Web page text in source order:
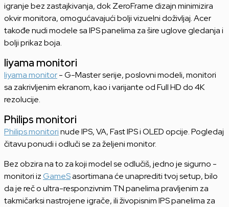
igranje bez zastajkivanja, dok ZeroFrame dizajn minimizira
okvir monitora, omogućavajući bolji vizuelni doživljaj. Acer
takođe nudi modele sa IPS panelima za šire uglove gledanja i
bolji prikaz boja.
Iiyama monitori
Iiyama monitor- G-Master serije, poslovni modeli, monitori
sa zakrivljenim ekranom, kao i varijante od Full HD do 4K
rezolucije.
Philips monitori
Philips monitorinude IPS, VA, Fast IPS i OLED opcije. Pogledaj
čitavu ponudi i odluči se za željeni monitor.
Bez obzira na to za koji model se odlučiš, jedno je sigurno -
monitori izGameSasortimana će unaprediti tvoj setup, bilo
da je reč o ultra-responzivnim TN panelima pravljenim za
takmičarksi nastrojene igrače, ili živopisnim IPS panelima za